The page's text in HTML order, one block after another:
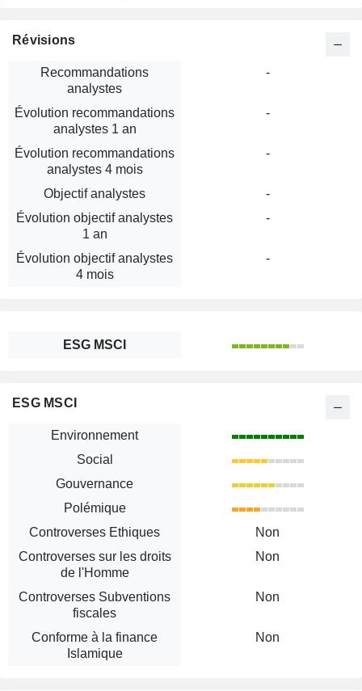
Révisions
Recommandations
analystes
-
Évolution recommandations
analystes 1 an
-
Évolution recommandations
analystes 4 mois
-
Objectif analystes
-
Évolution objectif analystes
1 an
-
Évolution objectif analystes
4 mois
-
ESG MSCI
ESG MSCI
Environnement
Social
Gouvernance
Polémique
Controverses Ethiques
Non
Controverses sur les droits
de l'Homme
Non
Controverses Subventions
fiscales
Non
Conforme à la finance
Islamique
Non